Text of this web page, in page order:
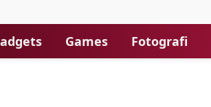
Games Fotografi